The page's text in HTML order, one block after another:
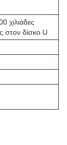
χιλιάδες
στον δίσκο U